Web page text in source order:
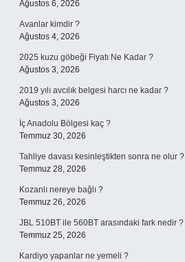
Ağustos 6, 2026
Avanlar kimdir ?
Ağustos 4, 2026
2025 kuzu göbeği Fiyatı Ne Kadar ?
Ağustos 3, 2026
2019 yılı avcılık belgesi harcı ne kadar ?
Ağustos 3, 2026
İç Anadolu Bölgesi kaç ?
Temmuz 30, 2026
Tahliye davası kesinleştikten sonra ne olur ?
Temmuz 28, 2026
Kozanlı nereye bağlı ?
Temmuz 26, 2026
JBL 510BT ile 560BT arasındaki fark nedir ?
Temmuz 25, 2026
Kardiyo yapanlar ne yemeli ?